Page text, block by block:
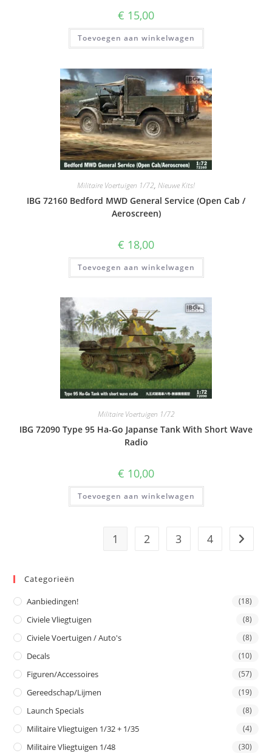
€ 15,00
Toevoegen aan winkelwagen
Militaire Voertuigen 1/72, Nieuwe Kits!
IBG 72160 Bedford MWD General Service (Open Cab /
Aeroscreen)
€ 18,00
Toevoegen aan winkelwagen
Militaire Voertuigen 1/72
IBG 72090 Type 95 Ha-Go Japanse Tank With Short Wave
Radio
€ 10,00
Toevoegen aan winkelwagen
1 2 3 4
Categorieën
Aanbiedingen! (18)
Civiele Vliegtuigen (8)
Civiele Voertuigen / Auto's (8)
Decals (10)
Figuren/Accessoires (57)
Gereedschap/Lijmen (19)
Launch Specials (8)
Militaire Vliegtuigen 1/32 + 1/35 (4)
Militaire Vliegtuigen 1/48 (30)